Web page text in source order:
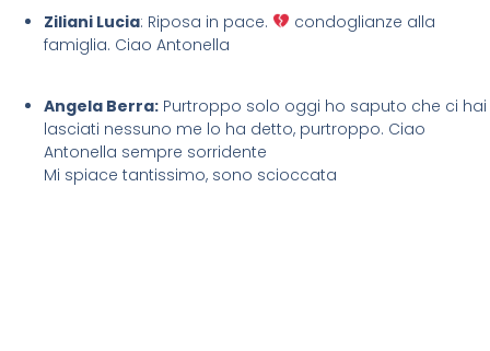
Ziliani Lucia: Riposa in pace.
condoglianze alla
famiglia. Ciao Antonella
Angela Berra: Purtroppo solo oggi ho saputo che ci hai
lasciati nessuno me lo ha detto, purtroppo. Ciao
Antonella sempre sorridente
Mi spiace tantissimo, sono scioccata